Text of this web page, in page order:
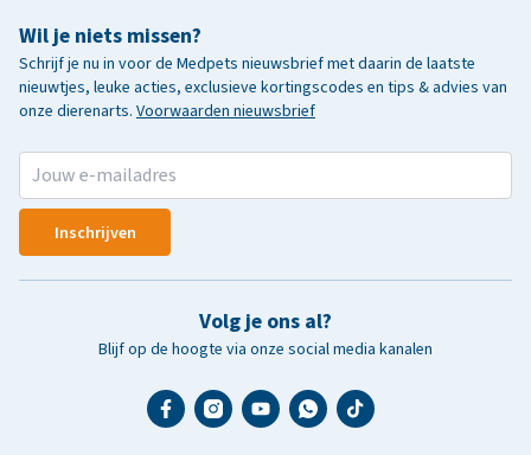
Wil je niets missen?
Schrijf je nu in voor de Medpets nieuwsbrief met daarin de laatste
nieuwtjes, leuke acties, exclusieve kortingscodes en tips & advies van
onze dierenarts. Voorwaarden nieuwsbrief
Inschrijven
Volg je ons al?
Blijf op de hoogte via onze social media kanalen